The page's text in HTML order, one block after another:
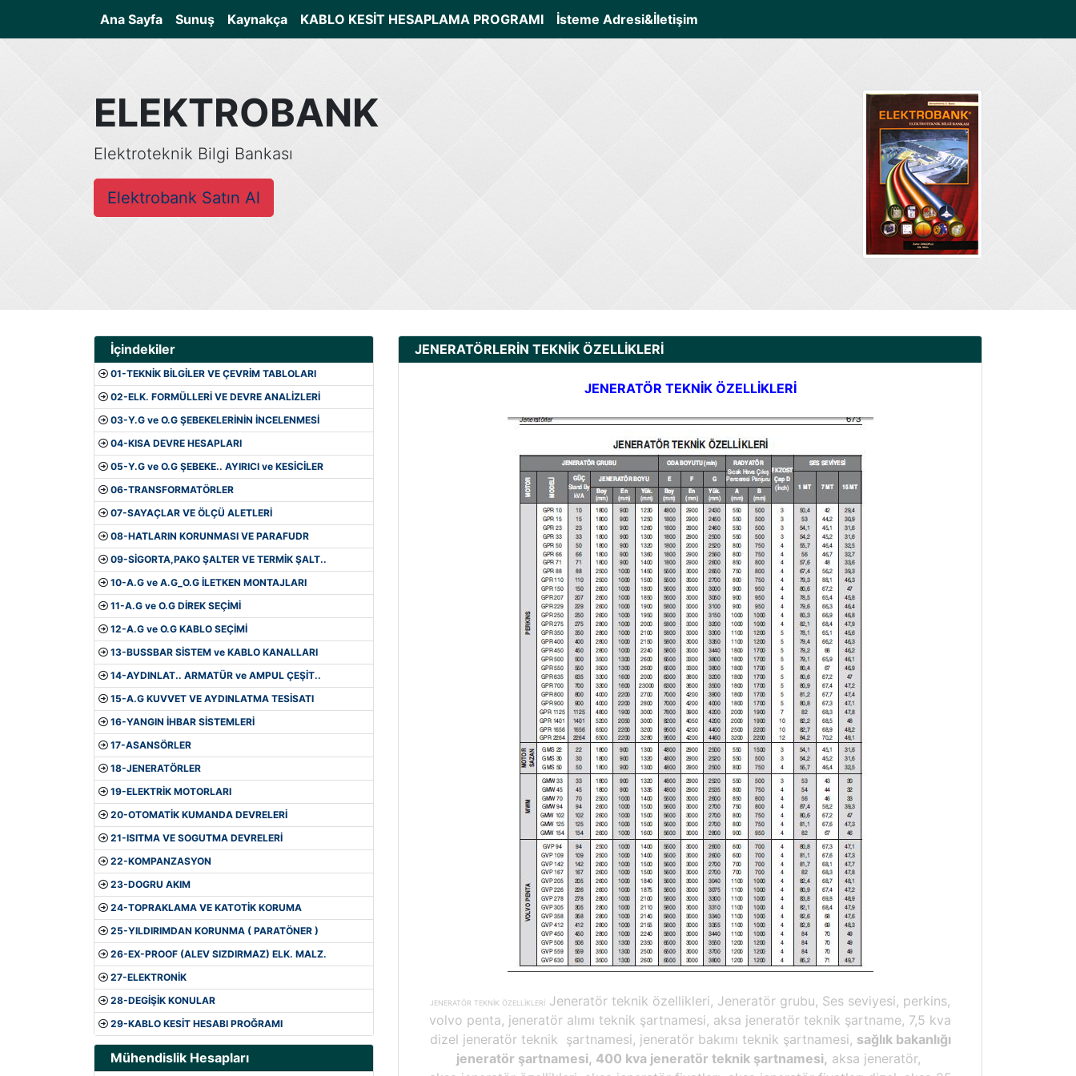
Ana Sayfa(current)
Sunuş Kaynakça KABLO KESİT HESAPLAMA PROGRAMI İsteme Adresi&İletişim
ELEKTROBANK
Elektroteknik Bilgi Bankası
Elektrobank Satın Al
İçindekiler
01-TEKNİK BİLGİLER VE ÇEVRİM TABLOLARI
02-ELK. FORMÜLLERİ VE DEVRE ANALİZLERİ
03-Y.G ve O.G ŞEBEKELERİNİN İNCELENMESİ
04-KISA DEVRE HESAPLARI
05-Y.G ve O.G ŞEBEKE.. AYIRICI ve KESİCİLER
06-TRANSFORMATÖRLER
07-SAYAÇLAR VE ÖLÇÜ ALETLERİ
08-HATLARIN KORUNMASI VE PARAFUDR
09-SİGORTA,PAKO ŞALTER VE TERMİK ŞALT..
10-A.G ve A.G_O.G İLETKEN MONTAJLARI
11-A.G ve O.G DİREK SEÇİMİ
12-A.G ve O.G KABLO SEÇİMİ
13-BUSSBAR SİSTEM ve KABLO KANALLARI
14-AYDINLAT.. ARMATÜR ve AMPUL ÇEŞİT..
15-A.G KUVVET VE AYDINLATMA TESİSATI
16-YANGIN İHBAR SİSTEMLERİ
17-ASANSÖRLER
18-JENERATÖRLER
19-ELEKTRİK MOTORLARI
20-OTOMATİK KUMANDA DEVRELERİ
21-ISITMA VE SOGUTMA DEVRELERİ
22-KOMPANZASYON
23-DOGRU AKIM
24-TOPRAKLAMA VE KATOTİK KORUMA
25-YILDIRIMDAN KORUNMA ( PARATÖNER )
26-EX-PROOF (ALEV SIZDIRMAZ) ELK. MALZ.
27-ELEKTRONİK
28-DEGİŞİK KONULAR
29-KABLO KESİT HESABI PROĞRAMI
Mühendislik Hesapları
JENERATÖRLERİN TEKNİK ÖZELLİKLERİ
JENERATÖR TEKNİK ÖZELLİKLERİ
JENERATÖR TEKNİK ÖZELLİKLERİ
Jeneratör teknik özellikleri, Jeneratör grubu, Ses seviyesi, perkins,
volvo penta, jeneratör alımı teknik şartnamesi, aksa jeneratör teknik şartname, 7,5 kva
dizel jeneratör teknik şartnamesi, jeneratör bakımı teknik şartnamesi, sağlık bakanlığı
jeneratör şartnamesi, 400 kva jeneratör teknik şartnamesi, aksa jeneratör,